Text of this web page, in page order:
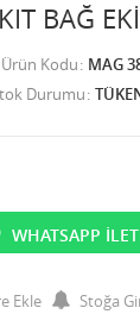
BAĞ
Ürün Kodu MAG
Durumu
WHATSAPP
Ekle
Stoğa